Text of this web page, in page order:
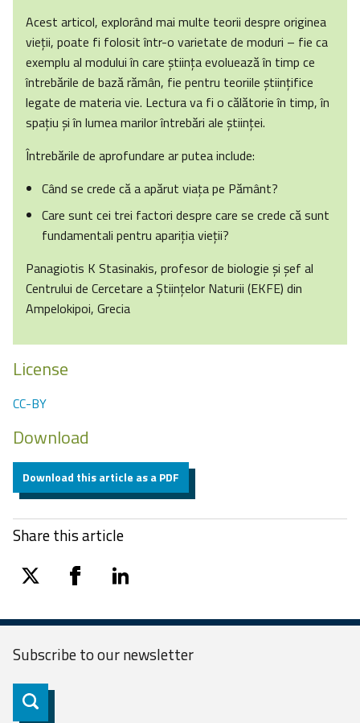
Acest articol, explorând mai multe teorii despre originea
vieții, poate fi folosit într-o varietate de moduri – fie ca
exemplu al modului în care știința evoluează în timp ce
întrebările de bază rămân, fie pentru teoriile științifice
legate de materia vie. Lectura va fi o călătorie în timp, în
spațiu și în lumea marilor întrebări ale ştiinţei.
Întrebările de aprofundare ar putea include:
Când se crede că a apărut viața pe Pământ?
Care sunt cei trei factori despre care se crede că sunt
fundamentali pentru apariția vieții?
Panagiotis K Stasinakis, profesor de biologie și șef al
Centrului de Cercetare a Științelor Naturii (EKFE) din
Ampelokipoi, Grecia
License
CC-BY
Download
Download this article as a PDF
Share this article
twitter facebooklinkedin
Subscribe to ournewsletter
Subscribe